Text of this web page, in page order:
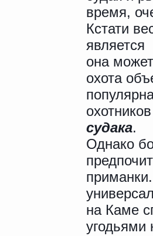
время,
Кстати
является
она
охота
судака.
Однако
на Каме
угодьями